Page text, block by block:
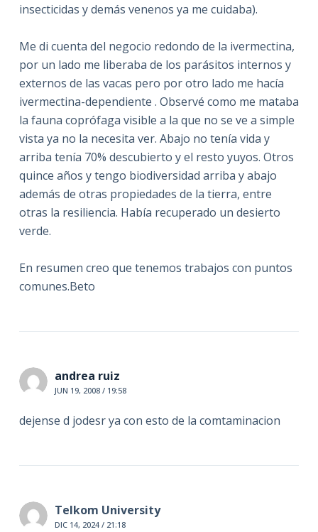
insecticidas y demás venenos ya me cuidaba).
Me di cuenta del negocio redondo de la ivermectina,
por un lado me liberaba de los parásitos internos y
externos de las vacas pero por otro lado me hacía
ivermectina-dependiente . Observé como me mataba
la fauna coprófaga visible a la que no se ve a simple
vista ya no la necesita ver. Abajo no tenía vida y
arriba tenía 70% descubierto y el resto yuyos. Otros
quince años y tengo biodiversidad arriba y abajo
además de otras propiedades de la tierra, entre
otras la resiliencia. Había recuperado un desierto
verde.
En resumen creo que tenemos trabajos con puntos
comunes.Beto
andrea ruiz
JUN 19, 2008 / 19:58
dejense d jodesr ya con esto de la comtaminacion
Telkom University
DIC 14, 2024 / 21:18